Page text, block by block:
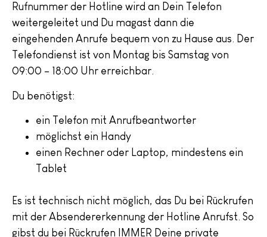
Rufnummer der Hotline wird an Dein Telefon
weitergeleitet und Du magast dann die
eingehenden Anrufe bequem von zu Hause aus. Der
Telefondienst ist von Montag bis Samstag von
09:00 – 18:00 Uhr erreichbar.
Du benötigst:
ein Telefon mit Anrufbeantworter
möglichst ein Handy
einen Rechner oder Laptop, mindestens ein
Tablet
Es ist technisch nicht möglich, das Du bei Rückrufen
mit der Absendererkennung der Hotline Anrufst. So
gibst du bei Rückrufen IMMER Deine private